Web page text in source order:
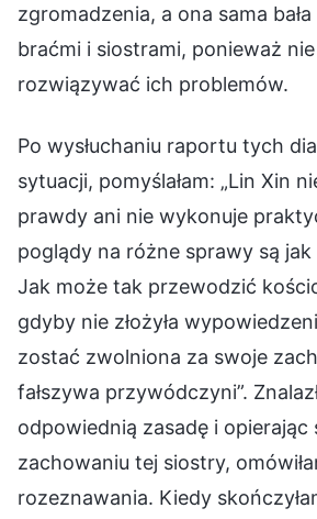
zgromadzenia, a ona sama
braćmi i siostrami, ponieważ
rozwiązywać ich problemów.
Po wysłuchaniu raportu tych
sytuacji, pomyślałam: „Lin Xin
prawdy ani nie wykonuje
poglądy na różne sprawy są
Jak może tak przewodzić
gdyby nie złożyła
zostać zwolniona za swoje
fałszywa przywódczyni”.
odpowiednią zasadę i opierając
zachowaniu tej siostry,
rozeznawania. Kiedy